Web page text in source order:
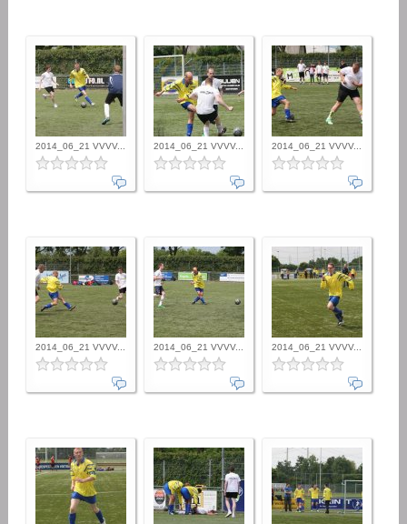
2014_06_21 VVVV... 2014_06_21 VVVV... 2014_06_21 VVVV...
2014_06_21 VVVV... 2014_06_21 VVVV... 2014_06_21 VVVV...